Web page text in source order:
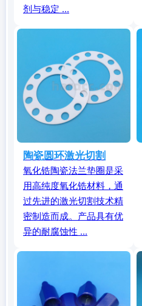
剂与稳定 ...
陶瓷圆环激光切割
氧化锆陶瓷法兰垫圈是采
用高纯度氧化锆材料，通
过先进的激光切割技术精
密制造而成。产品具有优
异的耐腐蚀性 ...